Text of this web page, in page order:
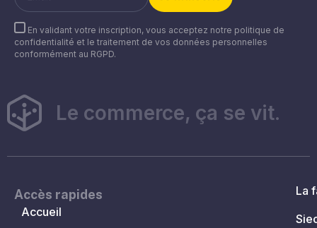
En validant votre inscription, vous acceptez notre politique de
confidentialité et le traitement de vos données personnelles
conformément au RGPD.
Le commerce, ça se vit.
Accès rapides
Accueil
La